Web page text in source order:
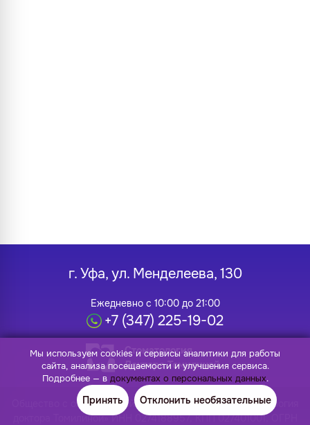
Стоматология
Доктора Томилиной
г. Уфа, ул. Менделеева, 130
Ежедневно с 10:00 до 21:00
+7 (347) 225-19-02
Общество с ограниченной ответственностью «Стоматология
доктора Томилиной» ИНН 0274188957, КПП 027401001, ОГРН
Мы используем cookies и сервисы аналитики для работы
сайта, анализа посещаемости и улучшения сервиса.
Подробнее — в документах о персональных данных.
Принять Отклонить необязательные